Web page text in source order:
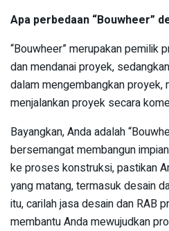
Apa perbedaan “Bouwheer”
“Bouwheer” merupakan pemilik
dan mendanai proyek,
dalam mengembangkan proyek,
menjalankan proyek secara
Bayangkan, Anda adalah
bersemangat membangun
ke proses konstruksi, pastikan
yang matang, termasuk desain
itu, carilah jasa desain dan RAB
membantu Anda mewujudkan